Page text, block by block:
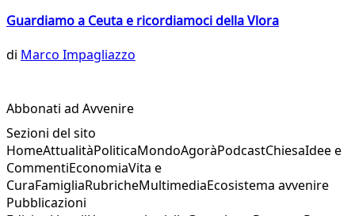
Guardiamo a Ceuta e ricordiamoci della Vlora
di Marco Impagliazzo
Abbonati ad Avvenire
Sezioni del sito
HomeAttualitàPoliticaMondoAgoràPodcastChiesaIdee e
CommentiEconomiaVita e
CuraFamigliaRubricheMultimediaEcosistema avvenire
Pubblicazioni